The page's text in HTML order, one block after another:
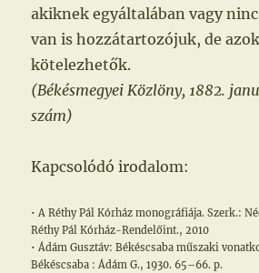
akiknek egyáltalában vagy
van is hozzátartozójuk, de
kötelezhetők.
(Békésmegyei Közlöny, 1882.
szám)
Kapcsolódó irodalom:
• A Réthy Pál Kórház monográfiája. Szerk.:
Réthy Pál Kórház-Rendelőint., 2010
• Ádám Gusztáv: Békéscsaba műszaki
Békéscsaba : Ádám G., 1930. 65–66. p.